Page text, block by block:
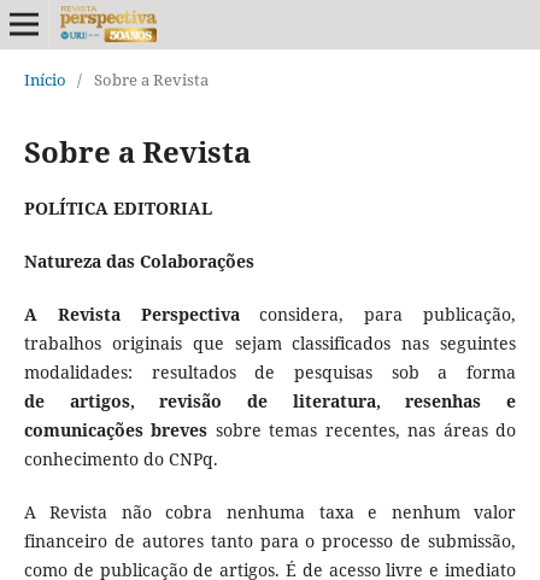
Início / Sobre a Revista
Sobre a Revista
POLÍTICA EDITORIAL
Natureza das Colaborações
A Revista Perspectivaconsidera, para publicação,
trabalhos originais que sejam classificados nas seguintes
modalidades: resultados de pesquisas sob a forma
de artigos, revisão de literatura, resenhas e
comunicações breves sobre temas recentes, nas áreas do
conhecimento do CNPq.
A Revista não cobra nenhuma taxa e nenhum valor
financeiro de autores tanto para o processo de submissão,
como de publicação de artigos. É de acesso livre e imediato